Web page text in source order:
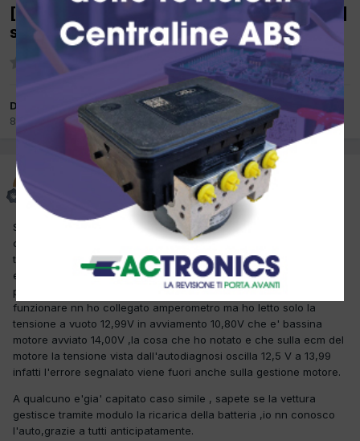
[audi a6 10/2004 3000cc bmk 167Kw Diesel]
spia esp (modulo controllo ricarica)
Da luca c
8 Dicembre 2012in Meccatronica
8 Dicembre 2012
Salve a tutti mi e arrivata questa vettura con la spia esp aceesa il
cliente dice la scorsa estate in tunisia hanno sost. regolatore
tensione nell'alternatore da allora comincia ad accendersi la spia
esp e tirare fuori il guasto U1007 controllo ricarica. ovviamente
prima cosa controllata la ricarica sulla batteria ed il tutto sembra
funzionare nn ho collegato amperometro ma ho letto solo la
tensione a vuoto 12,99V in avviamento 10,80V che e' bassina
motore avviato 14,00V ,la cosa che ho notato e che sulla ecm del
motore la tensione vista dall'autodiagnosi oscilla 12,5 V a 13,99
infatti l'errore segnalato viene fuori anche sulla gestione motore.
A qualcuno e'gia' capitato caso simile , sapete se la vettura
gestisce tramite modulo la ricarica della batteria ,io nn conosco
l'auto,grazie a tutti anticipatamente.